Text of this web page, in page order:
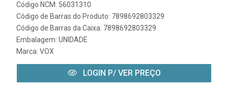
Código NCM: 56031310
Código de Barras do Produto: 7898692803329
Código de Barras da Caixa: 7898692803329
Embalagem: UNIDADE
Marca: VOX
LOGIN P/ VER PREÇO